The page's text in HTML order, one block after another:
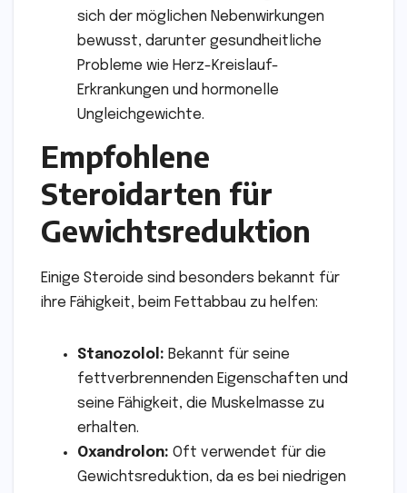
sich der möglichen Nebenwirkungen
bewusst, darunter gesundheitliche
Probleme wie Herz-Kreislauf-
Erkrankungen und hormonelle
Ungleichgewichte.
Empfohlene
Steroidarten für
Gewichtsreduktion
Einige Steroide sind besonders bekannt für
ihre Fähigkeit, beim Fettabbau zu helfen:
Stanozolol: Bekannt für seine
fettverbrennenden Eigenschaften und
seine Fähigkeit, die Muskelmasse zu
erhalten.
Oxandrolon: Oft verwendet für die
Gewichtsreduktion, da es bei niedrigen